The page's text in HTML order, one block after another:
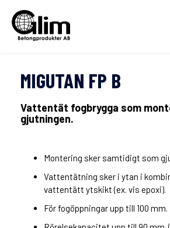
MIGUTAN FP B
Vattentät fogbrygga som
gjutningen.
Montering sker samtidigt som
Vattentätning sker i ytan i
vattentätt ytskikt (ex. vis epoxi).
För fogöppningar upp till 100 mm.